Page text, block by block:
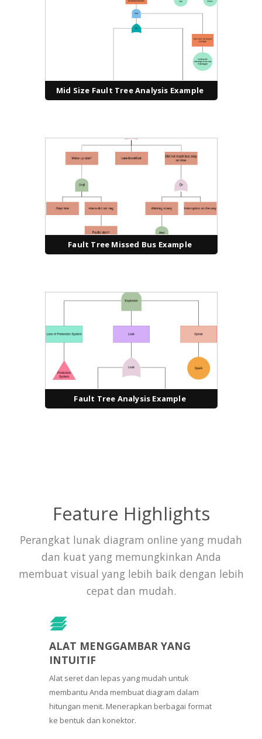
Mid Size Fault Tree Analysis Example
Fault Tree Missed Bus Example
Fault Tree Analysis Example
Feature Highlights
Perangkat lunak diagram online yang mudah
dan kuat yang memungkinkan Anda
membuat visual yang lebih baik dengan lebih
cepat dan mudah.
ALAT MENGGAMBAR YANG
INTUITIF
Alat seret dan lepas yang mudah untuk
membantu Anda membuat diagram dalam
hitungan menit. Menerapkan berbagai format
ke bentuk dan konektor.